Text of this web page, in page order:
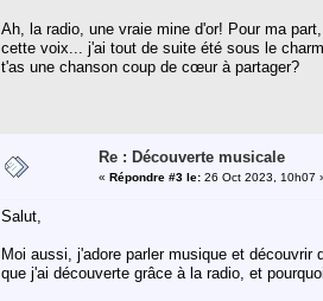
Ah, la radio, une vraie mine d'or! Pour ma
cette voix... j'ai tout de suite été sous le
t'as une chanson coup de cœur à partager?
Re : Découverte musicale
« Répondre #3 le: 26 Oct 2023, 10h07
Salut,
Moi aussi, j'adore parler musique et
que j'ai découverte grâce à la radio, et